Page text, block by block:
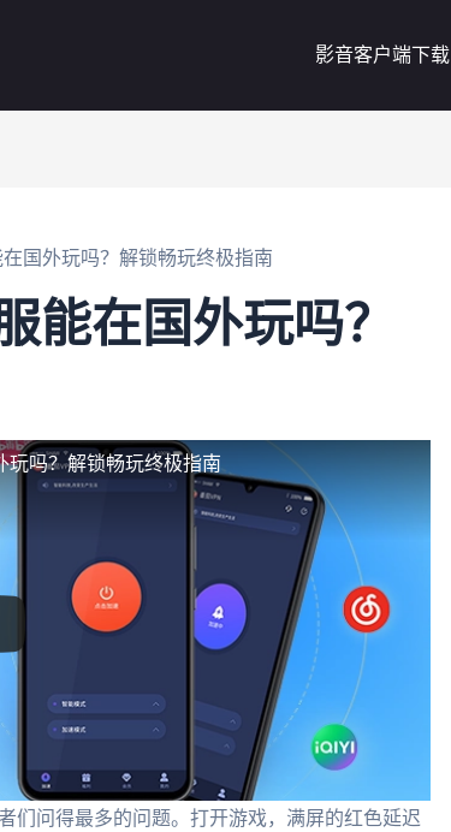
影音客户端下载
国外玩吗？解锁畅玩终极指南
能在国外玩吗？
玩吗？解锁畅玩终极指南
们问得最多的问题。打开游戏，满屏的红色延迟